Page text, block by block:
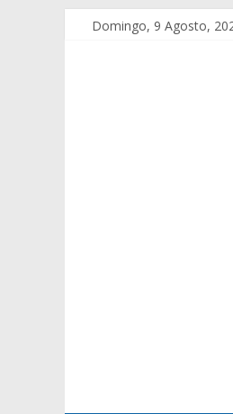
Domingo, 9 Agosto,